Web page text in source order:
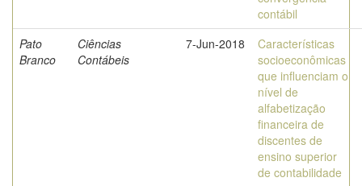
contábil
Pato
Branco
Ciências
Contábeis
7-Jun-2018
Características
socioeconômicas
que influenciam o
nível de
alfabetização
financeira de
discentes de
ensino superior
de contabilidade